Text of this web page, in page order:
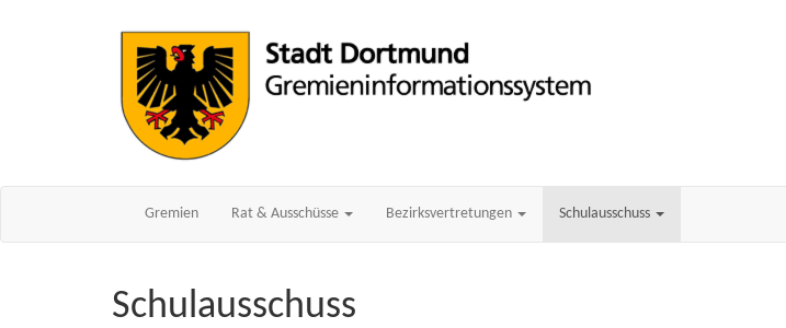
Gremien Rat & Ausschüsse Bezirksvertretungen Schulausschuss
Schulausschuss